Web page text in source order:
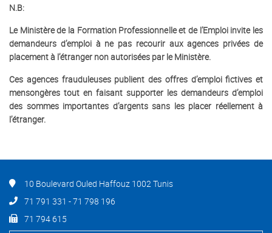
N.B:
Le Ministère de la Formation Professionnelle et de l’Emploi invite les
demandeurs d’emploi à ne pas recourir aux agences privées de
placement à l’étranger non autorisées par le Ministère.
Ces agences frauduleuses publient des offres d’emploi fictives et
mensongères tout en faisant supporter les demandeurs d’emploi
des sommes importantes d’argents sans les placer réellement à
l’étranger.
10 Boulevard Ouled Haffouz 1002 Tunis
71 791 331 - 71 798 196
71 794 615